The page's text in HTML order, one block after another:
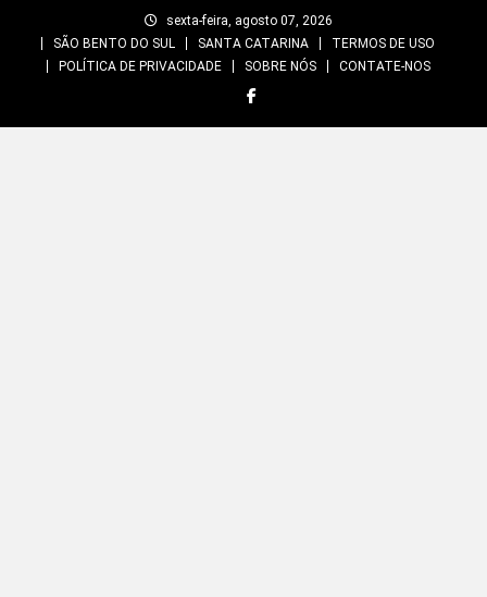
sexta-feira, agosto 07, 2026
SÃO BENTO DO SUL
SANTA CATARINA
TERMOS DE USO
POLÍTICA DE PRIVACIDADE
SOBRE NÓS CONTATE-NOS